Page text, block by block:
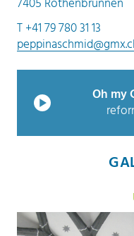
7405 Rothenbrunnen
T +41 79 780 31 13
Oh my